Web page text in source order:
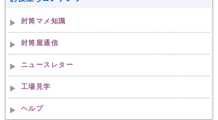
封筒マメ知識
封筒屋通信
ニュースレター
工場見学
ヘルプ